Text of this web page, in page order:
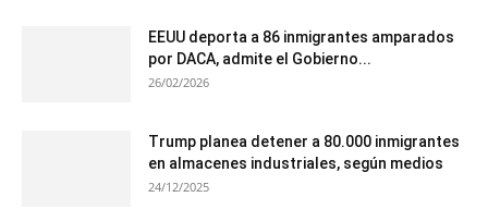
EEUU deporta a 86 inmigrantes amparados
por DACA, admite el Gobierno...
26/02/2026
Trump planea detener a 80.000 inmigrantes
en almacenes industriales, según medios
24/12/2025